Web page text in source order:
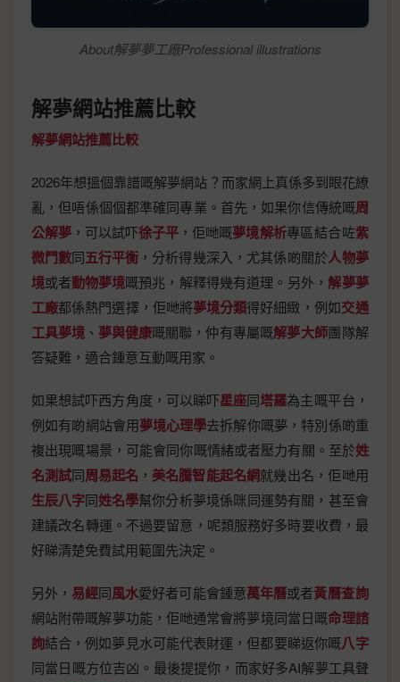
About解夢夢工廠Professional illustrations
解夢網站推薦比較
解夢網站推薦比較
2026年想搵個靠譜嘅解夢網站？而家網上真係多到眼花繚
亂，但唔係個個都準確同專業。首先，如果你信傳統嘅周
公解夢 ，可以試吓徐子平 ，佢哋嘅夢境解析專區結合咗紫
微鬥數同五行平衡 ，分析得幾深入，尤其係啲關於人物夢
境或者動物夢境嘅預兆，解釋得幾有道理。另外， 解夢夢
工廠都係熱門選擇，佢哋將夢境分類得好細緻，例如交通
工具夢境 、 夢與健康嘅關聯，仲有專屬嘅解夢大師團隊解
答疑難，適合鍾意互動嘅用家。
如果想試吓西方角度，可以睇吓星座同塔羅為主嘅平台，
例如有啲網站會用夢境心理學去拆解你嘅夢，特別係啲重
複出現嘅場景，可能會同你嘅情緒或者壓力有關。至於姓
名測試同周易起名 ， 美名騰智能起名網就幾出名，佢哋用
生辰八字同姓名學幫你分析夢境係咪同運勢有關，甚至會
建議改名轉運。不過要留意，呢類服務好多時要收費，最
好睇清楚免費試用範圍先決定。
另外， 易經同風水愛好者可能會鍾意萬年曆或者黃曆查詢
網站附帶嘅解夢功能，佢哋通常會將夢境同當日嘅命理諮
詢結合，例如夢見水可能代表財運，但都要睇返你嘅八字
同當日嘅方位吉凶。最後提提你，而家好多AI解夢工具聲